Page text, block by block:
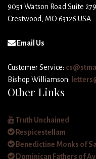
9051 Watson Road Suite 279
Crestwood, MO 63126 USA
Email Us
Customer Service:
Bishop Williamson:
Other Links
Truth Unchained
Respicestellam
Benedictine Monks of
Dominican Fathers of